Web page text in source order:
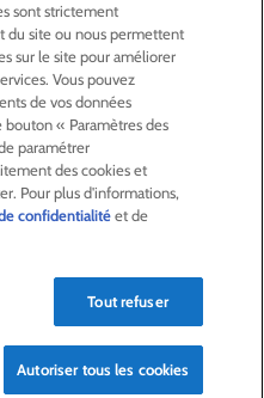
Mentions légales
Déclaration d’accessibilité
sont strictement
du site ou nous permettent
sur le site pour améliorer
Vous pouvez
de vos données
« Paramètres des
paramétrer
des cookies et
Pour plus d'informations,
confidentialitéet de
Tout refuser
Autoriser tous les cookies